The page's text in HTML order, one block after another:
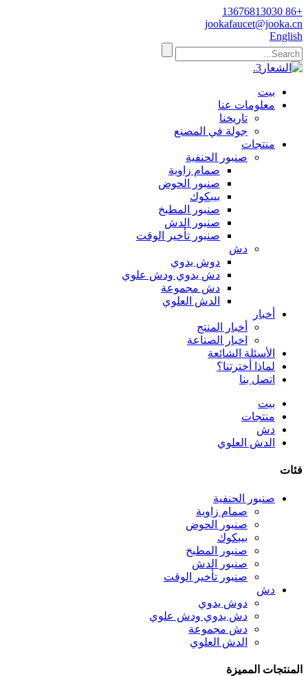
+86 13676813030
jookafaucet@jooka.cn
English
بيت
معلومات عنا
تاريخنا
جولة في المصنع
منتجات
صنبور الحنفية
صمام زاوية
صنبور الحوض
بيبكوك
صنبور المطبخ
صنبور الدش
صنبور تأخير الوقت
دش
دوش يدوي
دش يدوي ودش علوي
دش مجموعة
الدش العلوي
أخبار
أخبار المنتج
اخبار الصناعة
الأسئلة الشائعة
لماذا أخترتنا؟
اتصل بنا
بيت
منتجات
دش
الدش العلوي
فئات
صنبور الحنفية
صمام زاوية
صنبور الحوض
بيبكوك
صنبور المطبخ
صنبور الدش
صنبور تأخير الوقت
دش
دوش يدوي
دش يدوي ودش علوي
دش مجموعة
الدش العلوي
المنتجات المميزة